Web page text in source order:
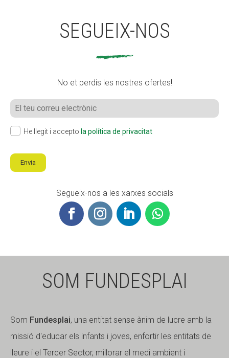
SEGUEIX-NOS
No et perdis les nostres ofertes!
He llegit i accepto la política de privacitat
Envia
Segueix-nos a les xarxes socials
SOM FUNDESPLAI
Som Fundesplai, una entitat sense ànim de lucre amb la
missió d'educar els infants i joves, enfortir les entitats de
lleure i el Tercer Sector, millorar el medi ambient i